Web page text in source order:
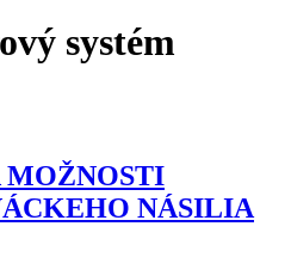
systém
MOŽNOSTI
NÁSILIA